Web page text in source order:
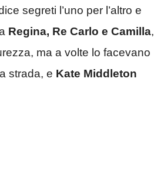
segreti l’uno per l’altro e
Regina, Re Carlo e Camilla,
ma a volte lo facevano
strada, e Kate Middleton